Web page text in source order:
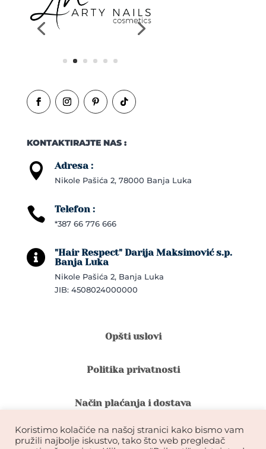
KONTAKTIRAJTE NAS :
 Adresa :
Nikole Pašića 2, 78000 Banja Luka
 Telefon :
*387 66 776 666

"Hair Respect" Darija Maksimović s.p.
Banja Luka
Nikole Pašića 2, Banja Luka
JIB: 4508024000000
Opšti uslovi
Politika privatnosti
Način plaćanja i dostava
Reklamacije i povrat robe
Koristimo kolačiće na našoj stranici kako bismo vam
pružili najbolje iskustvo, tako što web pregledač